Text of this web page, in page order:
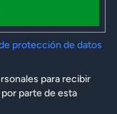
protección de datos
para recibir
parte de esta